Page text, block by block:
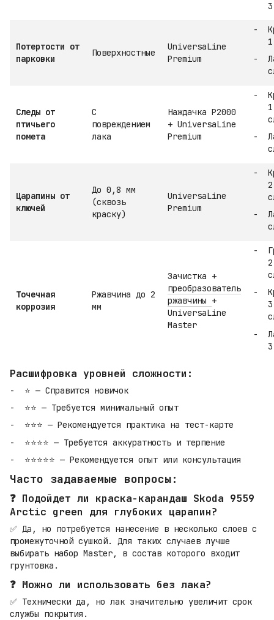
Потертости от
парковки
Поверхностные
UniversaLine
Premium
Следы от
птичьего
помета
С
повреждением
лака
Наждачка P2000
+ UniversaLine
Premium
Царапины от
ключей
До 0,8 мм
(сквозь
краску)
UniversaLine
Premium
Точечная
коррозия
Ржавчина до 2
мм
Зачистка +
преобразователь
ржавчины +
UniversaLine
Master
Расшифровка уровней сложности:
⭐ — Справится новичок
⭐⭐ — Требуется минимальный опыт
⭐⭐⭐ — Рекомендуется практика на тест-карте
⭐⭐⭐⭐ — Требуется аккуратность и терпение
⭐⭐⭐⭐⭐ — Рекомендуется опыт или консультация
Часто задаваемые вопросы:
❓ Подойдет ли краска-карандаш Skoda 9559
Arctic green для глубоких царапин?
✅ Да, но потребуется нанесение в несколько слоев с
промежуточной сушкой. Для таких случаев лучше
выбирать набор Master, в состав которого входит
грунтовка.
❓ Можно ли использовать без лака?
✅ Технически да, но лак значительно увеличит срок
службы покрытия.